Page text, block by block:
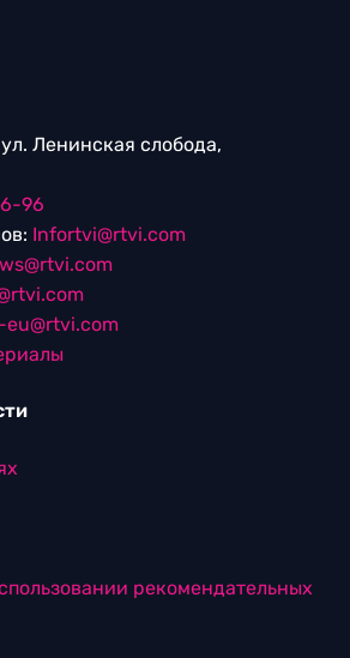
Ленинская слобода,
96
Infortvi@rtvi.com
рекомендательных